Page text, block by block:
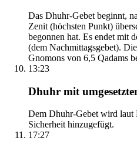
Das Dhuhr-Gebet beginnt,
Zenit (höchsten Punkt)
begonnen hat. Es endet mit
(dem Nachmittagsgebet).
Gnomons von 6,5 Qadams
13:23
Dhuhr mit
Dem Dhuhr-Gebet wird
Sicherheit hinzugefügt.
17:27